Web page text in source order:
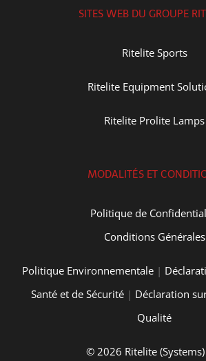
SITES WEB DU GROUPE
Ritelite Sports
Ritelite Equipment
Ritelite Prolite Lamps
MODALITÉS ET
Politique de
Conditions Générales
Politique Environnementale |
Santé et de Sécurité | Déclaration
Qualité
© 2026 Ritelite